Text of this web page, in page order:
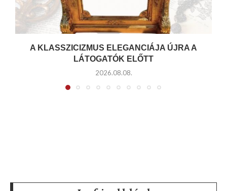
A KLASSZICIZMUS ELEGANCIÁJA ÚJRA A
LÁTOGATÓK ELŐTT
2026.08.08.